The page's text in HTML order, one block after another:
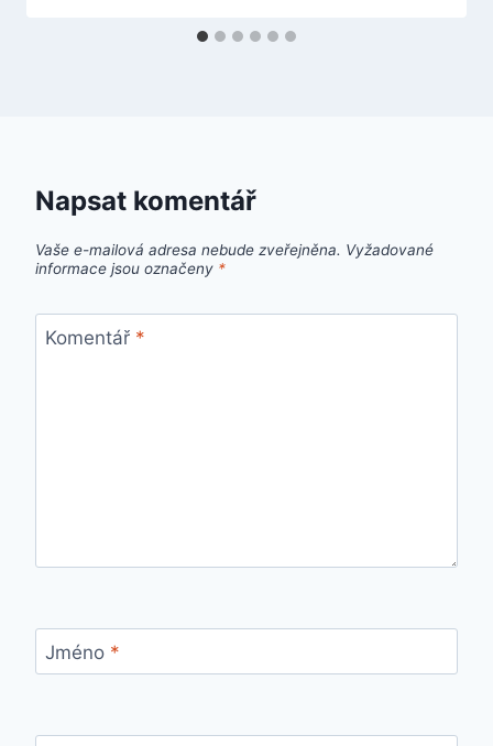
Napsat komentář
Vaše e-mailová adresa nebude zveřejněna. Vyžadované
informace jsou označeny *
Komentář *
Jméno *